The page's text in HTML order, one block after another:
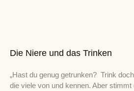
Die Niere und das Trinken
„Hast du genug getrunken? Trink
die viele von und kennen. Aber